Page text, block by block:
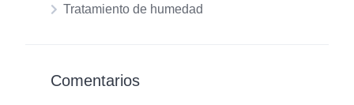
Tratamiento de humedad
Comentarios